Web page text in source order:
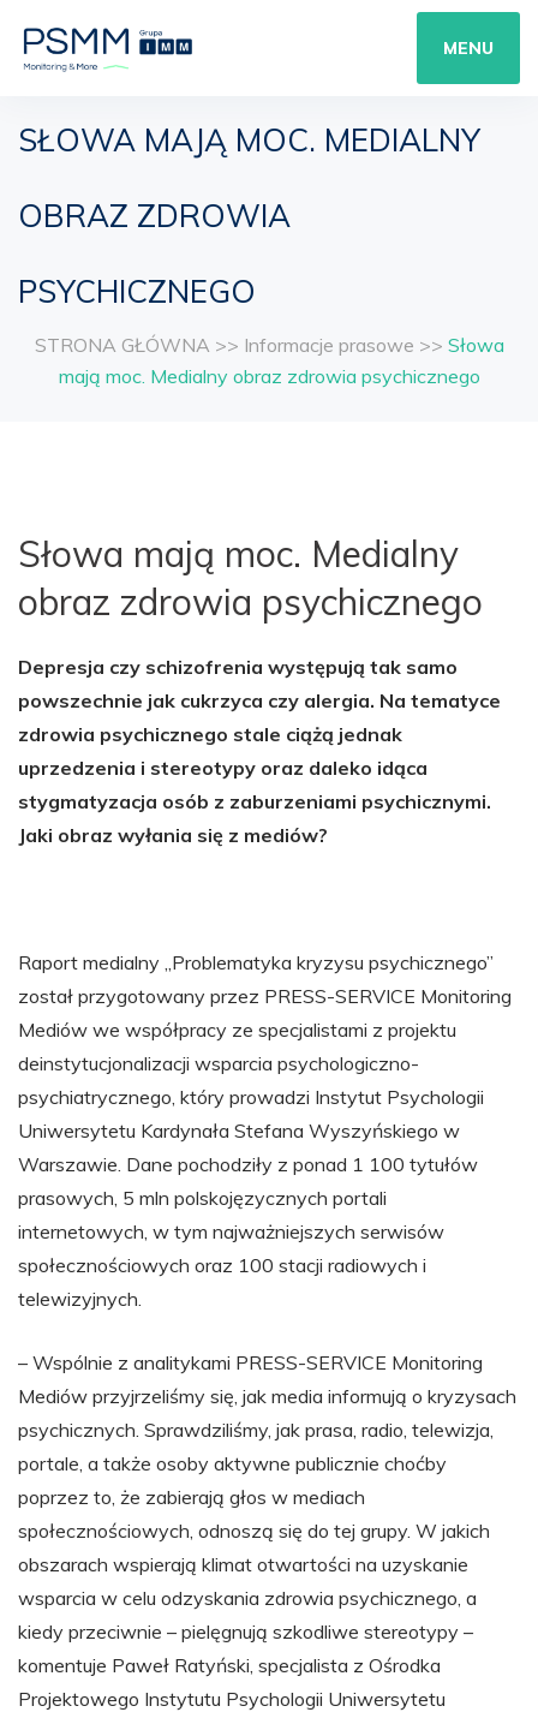
MENU
SŁOWA MAJĄ MOC. MEDIALNY
OBRAZ ZDROWIA
PSYCHICZNEGO
STRONA GŁÓWNA >> Informacje prasowe >> Słowa
mają moc. Medialny obraz zdrowia psychicznego
Słowa mają moc. Medialny
obraz zdrowia psychicznego
Depresja czy schizofrenia występują tak samo
powszechnie jak cukrzyca czy alergia. Na tematyce
zdrowia psychicznego stale ciążą jednak
uprzedzenia i stereotypy oraz daleko idąca
stygmatyzacja osób z zaburzeniami psychicznymi.
Jaki obraz wyłania się z mediów?
Raport medialny „Problematyka kryzysu psychicznego”
został przygotowany przez PRESS-SERVICE Monitoring
Mediów we współpracy ze specjalistami z projektu
deinstytucjonalizacji wsparcia psychologiczno-
psychiatrycznego, który prowadzi Instytut Psychologii
Uniwersytetu Kardynała Stefana Wyszyńskiego w
Warszawie. Dane pochodziły z ponad 1 100 tytułów
prasowych, 5 mln polskojęzycznych portali
internetowych, w tym najważniejszych serwisów
społecznościowych oraz 100 stacji radiowych i
telewizyjnych.
– Wspólnie z analitykami PRESS-SERVICE Monitoring
Mediów przyjrzeliśmy się, jak media informują o kryzysach
psychicznych. Sprawdziliśmy, jak prasa, radio, telewizja,
portale, a także osoby aktywne publicznie choćby
poprzez to, że zabierają głos w mediach
społecznościowych, odnoszą się do tej grupy. W jakich
obszarach wspierają klimat otwartości na uzyskanie
wsparcia w celu odzyskania zdrowia psychicznego, a
kiedy przeciwnie – pielęgnują szkodliwe stereotypy –
komentuje Paweł Ratyński, specjalista z Ośrodka
Projektowego Instytutu Psychologii Uniwersytetu